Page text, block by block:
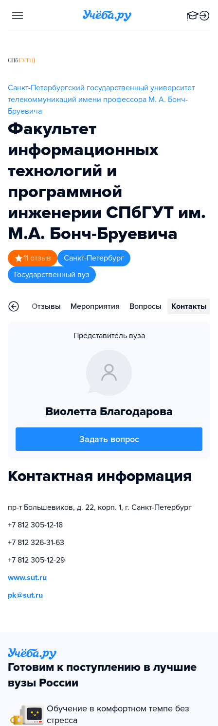
Санкт-Петербургский государственный университет
телекоммуникаций имени профессора М. А. Бонч-
Бруевича
Факультет
информационных
технологий и
программной
инженерии СПбГУТ им.
М.А. Бонч-Бруевича
11 отзыв
Санкт-Петербург
Государственный вуз
Отзывы Мероприятия Вопросы Контакты
Представитель вуза
Виолетта Благодарова
Задать вопрос
Контактная информация
пр-т Большевиков, д. 22, корп. 1, г. Санкт-Петербург
+7 812 305-12-18
+7 812 326-31-63
+7 812 305-12-29
www.sut.ru
pk@sut.ru
Готовим к поступлению в лучшие
вузы России
Обучение в комфортном темпе без
стресса